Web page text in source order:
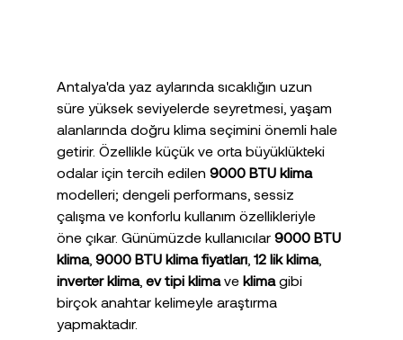
Antalya'da yaz aylarında sıcaklığın uzun
süre yüksek seviyelerde seyretmesi, yaşam
alanlarında doğru klima seçimini önemli hale
getirir. Özellikle küçük ve orta büyüklükteki
odalar için tercih edilen 9000 BTU klima
modelleri; dengeli performans, sessiz
çalışma ve konforlu kullanım özellikleriyle
öne çıkar. Günümüzde kullanıcılar 9000 BTU
klima, 9000 BTU klima fiyatları, 12 lik klima,
inverter klima, ev tipi klima ve klima gibi
birçok anahtar kelimeyle araştırma
yapmaktadır.